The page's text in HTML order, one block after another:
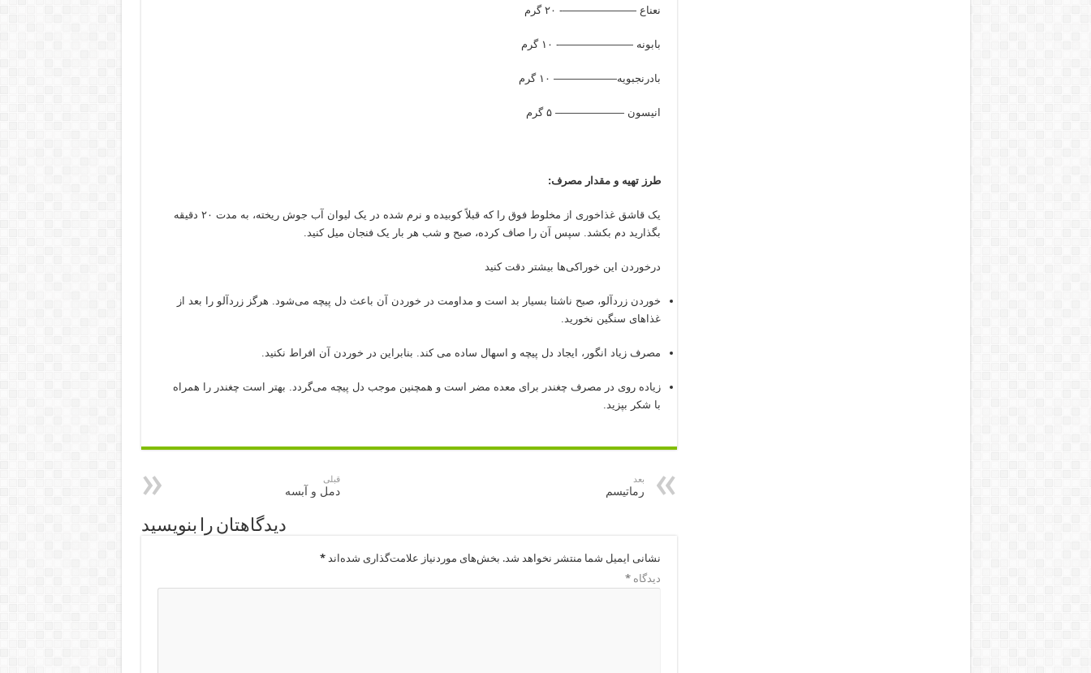
نعناع ———————- ۲۰ گرم
بابونه ———————- ۱۰ گرم
بادرنجبویه—————— ۱۰ گرم
انیسون ——————– ۵ گرم
طرز تهیه و مقدار مصرف:
یک قاشق غذاخوری از مخلوط فوق را که قبلاً کوبیده و نرم شده در یک لیوان آب جوش ریخته، به مدت ۲۰ دقیقه
بگذارید دم بکشد. سپس آن را صاف کرده، صبح و شب هر بار یک فنجان میل کنید.
درخوردن این خوراکی‌ها بیشتر دقت کنید
خوردن زردآلو، صبح ناشتا بسیار بد است و مداومت در خوردن آن باعث دل پیچه می‌شود. هرگز زردآلو را بعد از
غذاهای سنگین نخورید.
مصرف زیاد انگور، ایجاد دل پیچه و اسهال ساده می کند. بنابراین در خوردن آن افراط نکنید.
زیاده روی در مصرف چغندر برای معده مضر است و همچنین موجب دل پیچه می‌گردد. بهتر است چغندر را همراه
با شکر بپزید.
قبلی
دمل و آبسه
بعد
رماتیسم
دیدگاهتان را بنویسید
نشانی ایمیل شما منتشر نخواهد شد. بخش‌های موردنیاز علامت‌گذاری شده‌اند*
دیدگاه*